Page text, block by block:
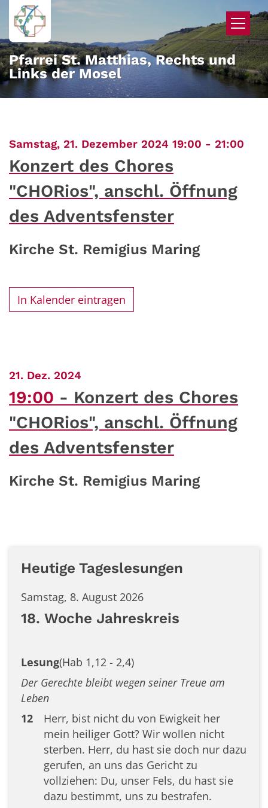
Zum Inhalt springen
Pfarrei St. Matthias, Rechts und
Links der Mosel
Samstag, 21. Dezember 2024 19:00 - 21:00
Konzert des Chores
"CHORios", anschl. Öffnung
des Adventsfenster
Kirche St. Remigius Maring
In Kalender eintragen
21. Dez. 2024:
19:00
Konzert des Chores
"CHORios", anschl. Öffnung
des Adventsfenster
Kirche St. Remigius Maring
Heutige Tageslesungen
Samstag, 8. August 2026
18. Woche Jahreskreis
Lesung(Hab 1,12 - 2,4)
Der Gerechte bleibt wegen seiner Treue am
Leben
12
Herr, bist nicht du von Ewigkeit her
mein heiliger Gott? Wir wollen nicht
sterben. Herr, du hast sie doch nur dazu
gerufen, an uns das Gericht zu
vollziehen: Du, unser Fels, du hast sie
dazu bestimmt, uns zu bestrafen.